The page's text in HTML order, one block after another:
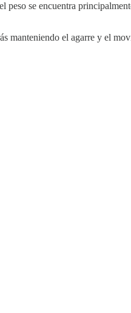
peso se encuentra
manteniendo el agarre y el